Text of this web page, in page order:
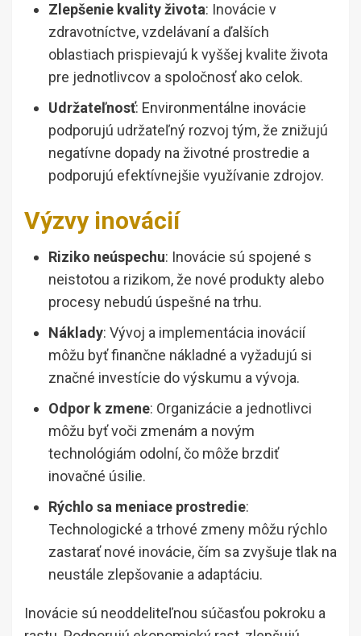
Zlepšenie kvality života: Inovácie v
zdravotníctve, vzdelávaní a ďalších
oblastiach prispievajú k vyššej kvalite života
pre jednotlivcov a spoločnosť ako celok.
Udržateľnosť: Environmentálne inovácie
podporujú udržateľný rozvoj tým, že znižujú
negatívne dopady na životné prostredie a
podporujú efektívnejšie využívanie zdrojov.
Výzvy inovácií
Riziko neúspechu: Inovácie sú spojené s
neistotou a rizikom, že nové produkty alebo
procesy nebudú úspešné na trhu.
Náklady: Vývoj a implementácia inovácií
môžu byť finančne nákladné a vyžadujú si
značné investície do výskumu a vývoja.
Odpor k zmene: Organizácie a jednotlivci
môžu byť voči zmenám a novým
technológiám odolní, čo môže brzdiť
inovačné úsilie.
Rýchlo sa meniace prostredie:
Technologické a trhové zmeny môžu rýchlo
zastarať nové inovácie, čím sa zvyšuje tlak na
neustále zlepšovanie a adaptáciu.
Inovácie sú neoddeliteľnou súčasťou pokroku a